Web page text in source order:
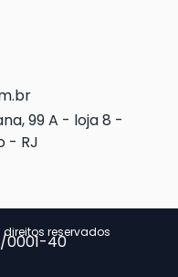
99 A - loja 8 -
- RJ
reservados
0001-40